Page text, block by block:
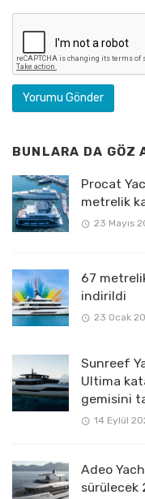
BUNLARA DA GÖZ
Procat
metrelik
23 Mayıs
67
indirildi
23 Ocak
Sunreef
Ultima
gemisini
14 Eylül
Adeo
sürülecek